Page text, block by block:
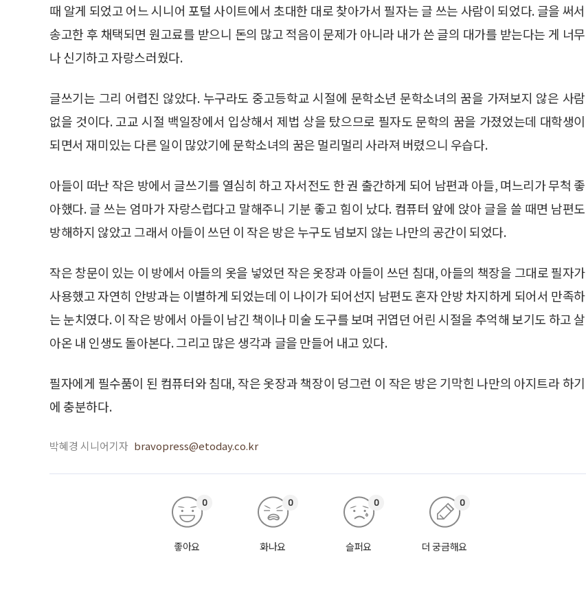
때 알게 되었고 어느 시니어 포털 사이트에서 초대한 대로 찾아가서 필자는 글 쓰는 사람이 되었다. 글을 써서
송고한 후 채택되면 원고료를 받으니 돈의 많고 적음이 문제가 아니라 내가 쓴 글의 대가를 받는다는 게 너무
나 신기하고 자랑스러웠다.
글쓰기는 그리 어렵진 않았다. 누구라도 중고등학교 시절에 문학소년 문학소녀의 꿈을 가져보지 않은 사람
없을 것이다. 고교 시절 백일장에서 입상해서 제법 상을 탔으므로 필자도 문학의 꿈을 가졌었는데 대학생이
되면서 재미있는 다른 일이 많았기에 문학소녀의 꿈은 멀리멀리 사라져 버렸으니 우습다.
아들이 떠난 작은 방에서 글쓰기를 열심히 하고 자서전도 한 권 출간하게 되어 남편과 아들, 며느리가 무척 좋
아했다. 글 쓰는 엄마가 자랑스럽다고 말해주니 기분 좋고 힘이 났다. 컴퓨터 앞에 앉아 글을 쓸 때면 남편도
방해하지 않았고 그래서 아들이 쓰던 이 작은 방은 누구도 넘보지 않는 나만의 공간이 되었다.
작은 창문이 있는 이 방에서 아들의 옷을 넣었던 작은 옷장과 아들이 쓰던 침대, 아들의 책장을 그대로 필자가
사용했고 자연히 안방과는 이별하게 되었는데 이 나이가 되어선지 남편도 혼자 안방 차지하게 되어서 만족하
는 눈치였다. 이 작은 방에서 아들이 남긴 책이나 미술 도구를 보며 귀엽던 어린 시절을 추억해 보기도 하고 살
아온 내 인생도 돌아본다. 그리고 많은 생각과 글을 만들어 내고 있다.
필자에게 필수품이 된 컴퓨터와 침대, 작은 옷장과 책장이 덩그런 이 작은 방은 기막힌 나만의 아지트라 하기
에 충분하다.
박혜경 시니어기자 bravopress@etoday.co.kr
좋아요
0
화나요
0
슬퍼요
0
더 궁금해요
0